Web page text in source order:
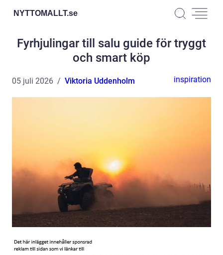
NYTTOMALLT.se
Fyrhjulingar till salu guide för tryggt
och smart köp
05 juli 2026 Viktoria Uddenholm inspiration